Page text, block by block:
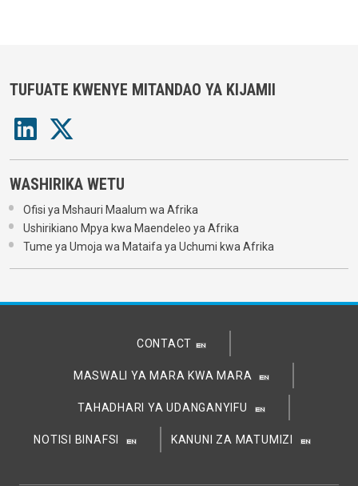
TUFUATE KWENYE MITANDAO YA KIJAMII
WASHIRIKA WETU
Ofisi ya Mshauri Maalum wa Afrika
Ushirikiano Mpya kwa Maendeleo ya Afrika
Tume ya Umoja wa Mataifa ya Uchumi kwa Afrika
CONTACT
MASWALI YA MARA KWA MARA
TAHADHARI YA UDANGANYIFU
NOTISI BINAFSI KANUNI ZA MATUMIZI